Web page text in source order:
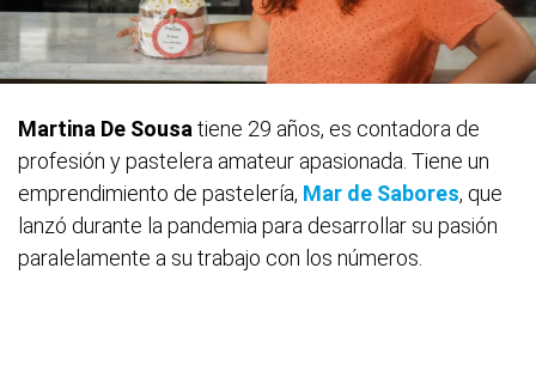
Martina De Sousa tiene 29 años, es contadora de
profesión y pastelera amateur apasionada. Tiene un
emprendimiento de pastelería, Mar de Sabores, que
lanzó durante la pandemia para desarrollar su pasión
paralelamente a su trabajo con los números.